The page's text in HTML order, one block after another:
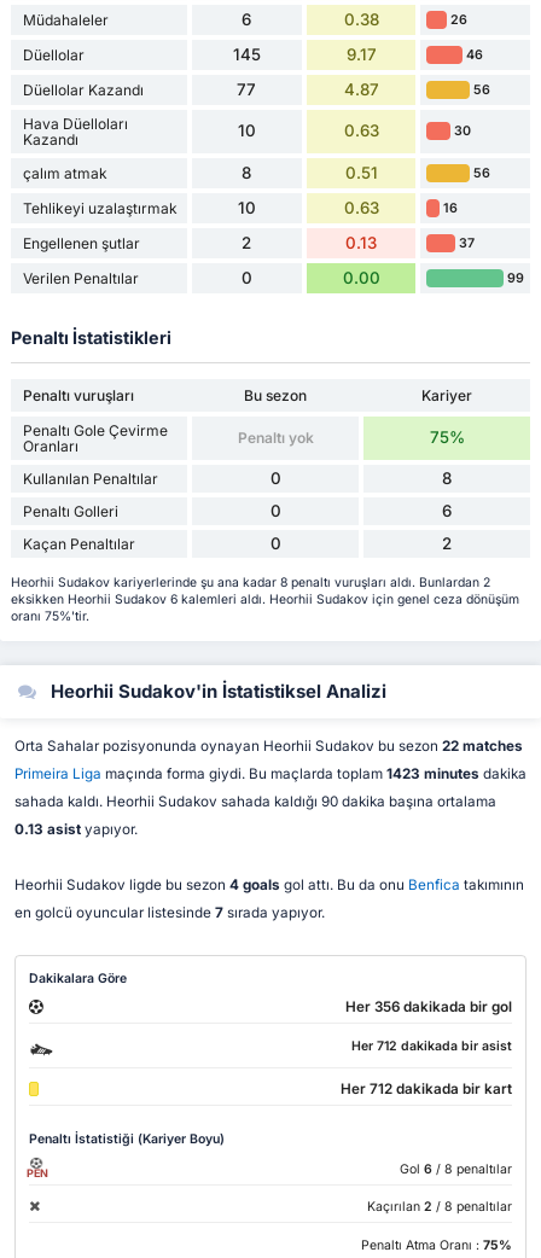
Müdahaleler 6 0.38 26
Düellolar 145 9.17 46
Düellolar Kazandı 77 4.87 56
Hava Düelloları
Kazandı
10 0.63 30
çalım atmak 8 0.51 56
Tehlikeyi uzalaştırmak 10 0.63 16
Engellenen şutlar 2 0.13 37
Verilen Penaltılar 0 0.00 99
Penaltı İstatistikleri
Penaltı vuruşları Bu sezon
Kariyer
Penaltı Gole Çevirme
Oranları
Penaltı yok 75%
Kullanılan Penaltılar 0 8
Penaltı Golleri 0 6
Kaçan Penaltılar 0 2
Heorhii Sudakov kariyerlerinde şu ana kadar 8 penaltı vuruşları aldı. Bunlardan 2
eksikken Heorhii Sudakov 6 kalemleri aldı. Heorhii Sudakov için genel ceza dönüşüm
oranı 75%'tir.
Heorhii Sudakov'in İstatistiksel Analizi
Orta Sahalar pozisyonunda oynayan Heorhii Sudakov bu sezon 22 matches
Primeira Liga maçında forma giydi. Bu maçlarda toplam 1423 minutes dakika
sahada kaldı. Heorhii Sudakov sahada kaldığı 90 dakika başına ortalama
0.13 asistyapıyor.
Heorhii Sudakov ligde bu sezon 4 goals gol attı. Bu da onu Benfica takımının
en golcü oyuncular listesinde 7sırada yapıyor.
Dakikalara Göre
Her 356 dakikada bir gol
Her 712 dakikada bir asist
Her 712 dakikada bir kart
Penaltı İstatistiği (Kariyer Boyu)
PEN Gol 6 / 8 penaltılar
Kaçırılan 2 / 8 penaltılar
Penaltı Atma Oranı : 75%